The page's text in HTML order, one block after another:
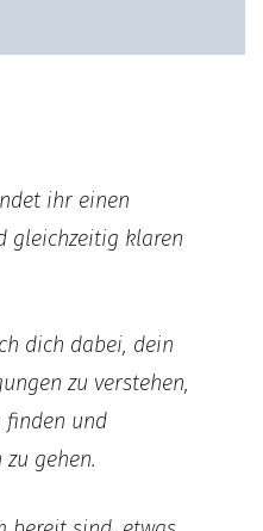
ihr einen
gleichzeitig klaren
dich dabei, dein
zu verstehen,
finden und
gehen.